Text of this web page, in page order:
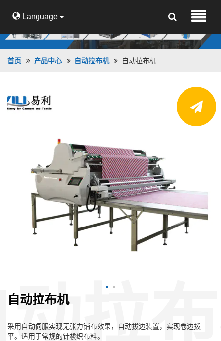
Language
首页 产品中心 自动拉布机 自动拉布机
自动拉布机
采用自动伺服实现无张力铺布效果，自动拔边装置，实现卷边拨
平。适用于常规的针梭织布料。